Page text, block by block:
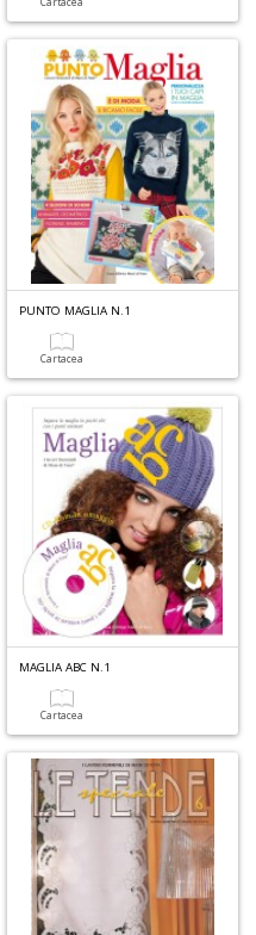
PUNTO MAGLIA N.1
Cartacea
MAGLIA ABC N.1
Cartacea